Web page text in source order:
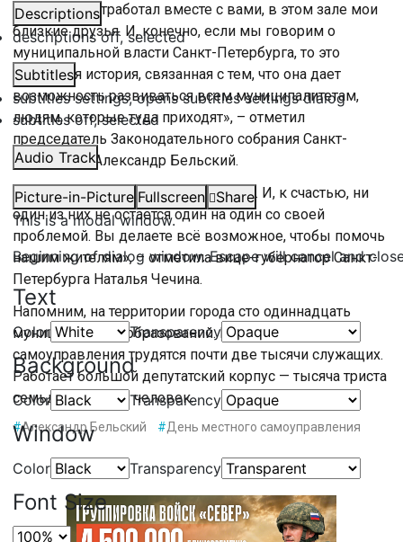
Descriptions
descriptions off, selected
Subtitles
subtitles settings, opens subtitles settings dialog
subtitles off, selected
Audio Track
Picture-in-Picture Fullscreen
Share
This is a modal window.
Beginning of dialog window. Escape will cancel and
Text
Color Transparency
Background
Color Transparency
Window
Color Transparency
Font Size
«Много лет отработал вместе с вами, в этом зале мои
близкие друзья. И, конечно, если мы говорим о
муниципальной власти Санкт-Петербурга, то это
отдельная история, связанная с тем, что она дает
возможность развиваться всем муниципалитетам,
людям, которые туда приходят», – отметил
председатель Законодательного собрания Санкт-
Петербурга Александр Бельский.
«Вы первые, к кому приходят люди. И, к счастью, ни
один из них не остается один на один со своей
проблемой. Вы делаете всё возможное, чтобы помочь
нашим жителям», – отметила вице-губернатор Санкт-
Петербурга Наталья Чечина.
Напомним, на территории города сто одиннадцать
муниципальных образований. В органах местного
самоуправления трудятся почти две тысячи служащих.
Работает большой депутатский корпус — тысяча триста
семьдесят шесть человек.
#Александр Бельский #День местного самоуправления